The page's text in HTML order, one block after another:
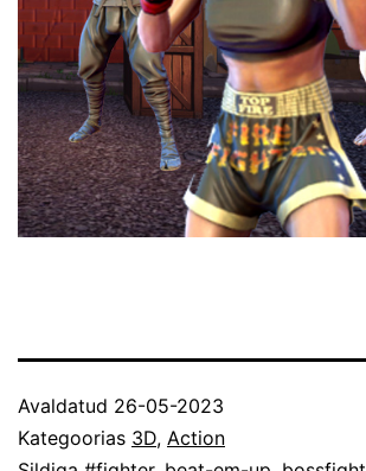
Avaldatud 26-05-2023
Kategoorias 3D, Action